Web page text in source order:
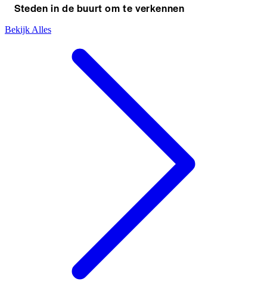
Steden in de buurt om te verkennen
Bekijk Alles